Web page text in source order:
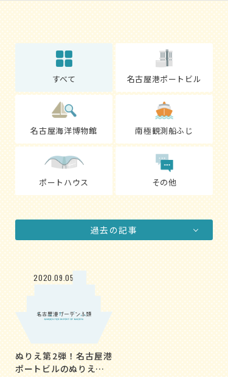
すべて 名古屋港ポートビル
名古屋海洋博物館 南極観測船ふじ
ポートハウス その他
過去の記事
2020.09.05
ぬりえ第2弾！名古屋港
ポートビルのぬりえ…